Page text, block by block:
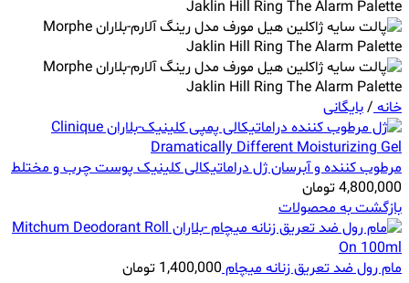
خانه/بایگانی
مرطوب کننده و آبرسان ژل دراماتیکالی کلینیک پوست چرب و مختلط
4,800,000تومان
بازگشت به محصولات
مام رول ضد تعریق زنانه میچام1,400,000 تومان